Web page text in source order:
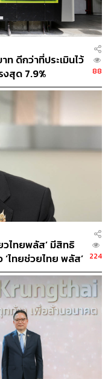
นาคารกรุงไทย คาด
ช่วงครึ่งแรกของปี
ปรับเพิ่มขึ้นเป็น 3%
ยในช่วงครึ่งแรก
กว่ากรอบเป้าหมาย จึง
อยปรับขึ้นดอกเบี้ย
ดอกเบี้ยนโยบายอาจ
อกเบี้ยขั้นบันได จ่ายสู
การออมระยะยาว
าร ไหนครองแชมป์แอ
อกเบี้ย MLR และ M
ฝากประจำสูงสุด 0.5
WEALTH
ใช้งานอยู่แล้วได้เลย
ท ดีกว่าที่ประเมินไว้
งสุด 7.9%
88
วไทยพลัส’ มีสิทธิ
ไทยช่วยไทย พลัส’
224